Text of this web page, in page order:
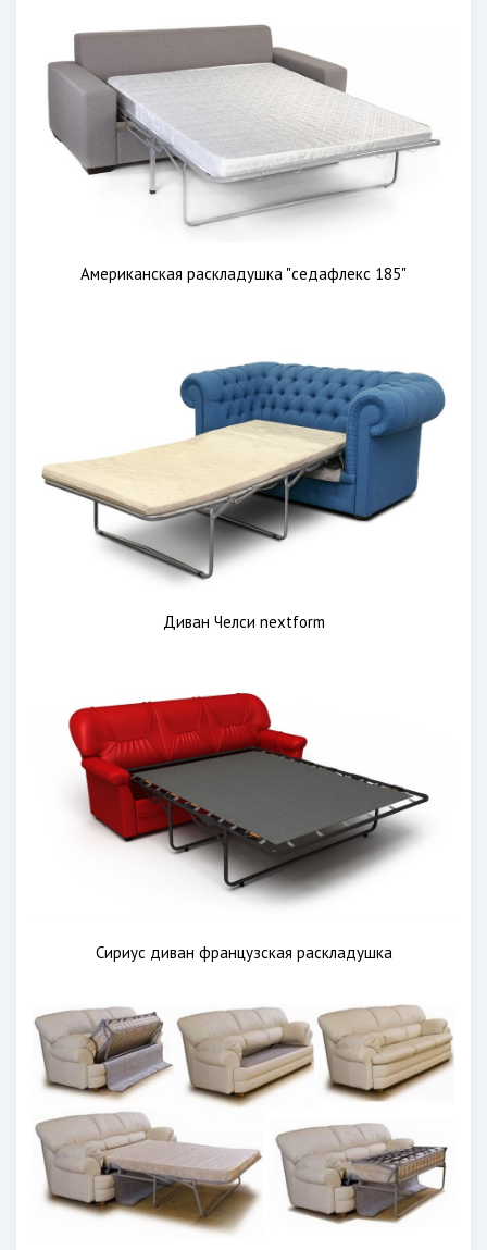
Американская раскладушка "седафлекс 185"
Диван Челси nextform
Сириус диван французская раскладушка